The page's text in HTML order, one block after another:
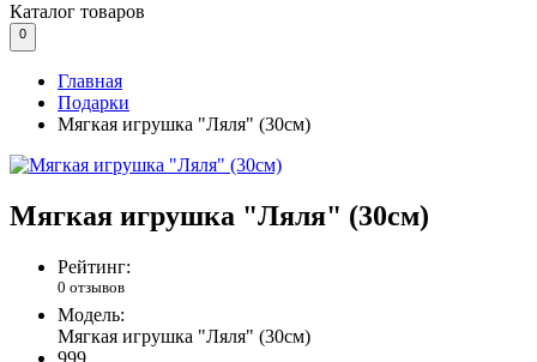
Каталог товаров
0
Главная
Подарки
Мягкая игрушка "Ляля" (30см)
Мягкая игрушка "Ляля" (30см)
Рейтинг:
0 отзывов
Модель:
Мягкая игрушка "Ляля" (30см)